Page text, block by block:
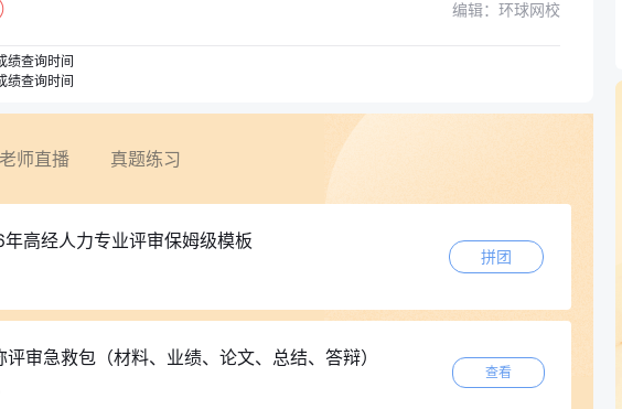
编辑：环球网校
绩查询时间
绩查询时间
老师直播 真题练习
高经人力专业评审保姆级模板
拼团
审急救包（材料、业绩、论文、总结、答辩）
查看